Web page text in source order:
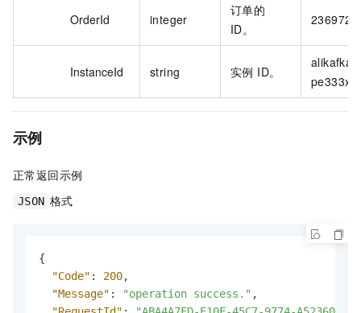
OrderId integer
订单的
ID。
InstanceId string 实例 ID。
示例
正常返回示例
JSON 格式
{
"Code" : 200,
"Message" : "operation success." ,